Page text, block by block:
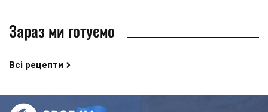
Зараз ми готуємо
Всі рецепти